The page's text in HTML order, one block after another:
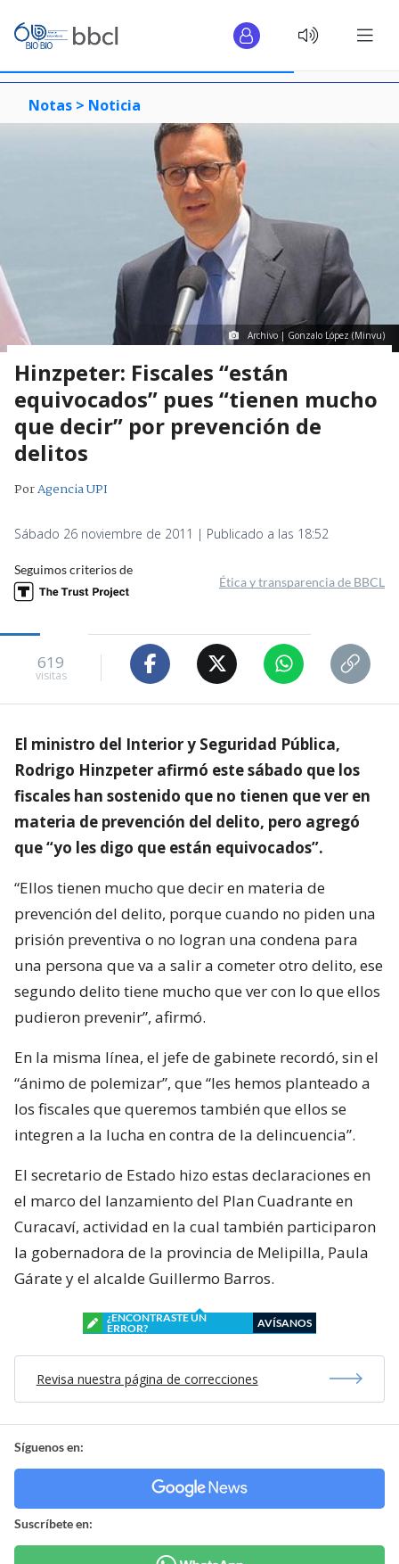
Notas > Noticia
Archivo | Gonzalo López (Minvu)
Hinzpeter: Fiscales “están
equivocados” pues “tienen mucho
que decir” por prevención de
delitos
PorAgencia UPI
Sábado 26 noviembre de 2011 | Publicado a las 18:52
Seguimos criterios de
Ética y transparencia de BBCL
619
visitas
El ministro del Interior y Seguridad Pública,
Rodrigo Hinzpeter afirmó este sábado que los
fiscales han sostenido que no tienen que ver en
materia de prevención del delito, pero agregó
que “yo les digo que están equivocados”.
“Ellos tienen mucho que decir en materia de
prevención del delito, porque cuando no piden una
prisión preventiva o no logran una condena para
una persona que va a salir a cometer otro delito, ese
segundo delito tiene mucho que ver con lo que ellos
pudieron prevenir”, afirmó.
En la misma línea, el jefe de gabinete recordó, sin el
“ánimo de polemizar”, que “les hemos planteado a
los fiscales que queremos también que ellos se
integren a la lucha en contra de la delincuencia”.
El secretario de Estado hizo estas declaraciones en
el marco del lanzamiento del Plan Cuadrante en
Curacaví, actividad en la cual también participaron
la gobernadora de la provincia de Melipilla, Paula
Gárate y el alcalde Guillermo Barros.
¿ENCONTRASTE UN
ERROR?
AVÍSANOS
Revisa nuestra página de correcciones
Síguenos en:
Suscríbete en: